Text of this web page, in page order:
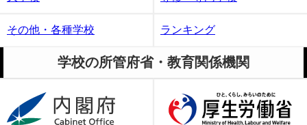
その他・各種学校 ランキング
学校の所管府省・教育関係機関